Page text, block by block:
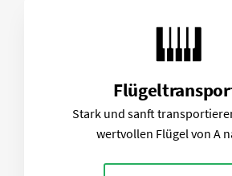
Stark und sanft
wertvollen Flügel von A